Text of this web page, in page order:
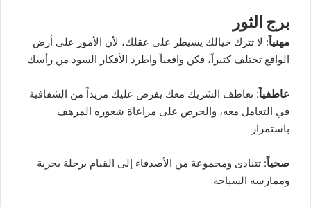
برج الثور
مهنياً: لا تترك خيالك يسيطر على عقلك، لأن الأمور على أرض
الواقع تختلف كثيراً، فكن واقعياً واطرد الأفكار السود من رأسك
عاطفياً: تعاطف الشريك معك يفرض عليك مزيداً من الشفافية
في التعامل معه، والحرص على مراعاة شعوره المرهف
باستمرار
صحياً: تتنادى ومجموعة من الأصدقاء إلى القيام برحلة بحرية
وممارسة السباحة